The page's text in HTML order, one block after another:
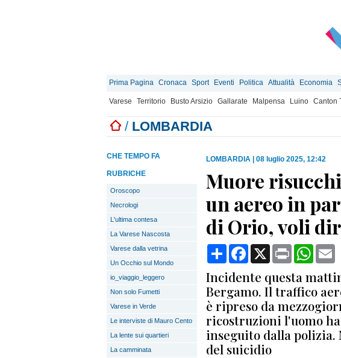
Prima Pagina Cronaca Sport Eventi Politica Attualità Economia
Varese Territorio Busto Arsizio Gallarate Malpensa Luino Canton
/ LOMBARDIA
CHE TEMPO FA
RUBRICHE
Oroscopo
Necrologi
L'ultima contesa
La Varese Nascosta
Varese dalla vetrina
Un Occhio sul Mondo
io_viaggio_leggero
Non solo Fumetti
Varese in Verde
Le interviste di Mauro Cento
La lente sui quartieri
La camminata
LOMBARDIA 08 luglio 2025, 12:42
Muore
un aereo in
di Orio, voli
CondividiFacebook
X Print
Incidente questa
Bergamo. Il traffico
è ripreso da
ricostruzioni l'uomo
inseguito dalla polizia.
del suicidio